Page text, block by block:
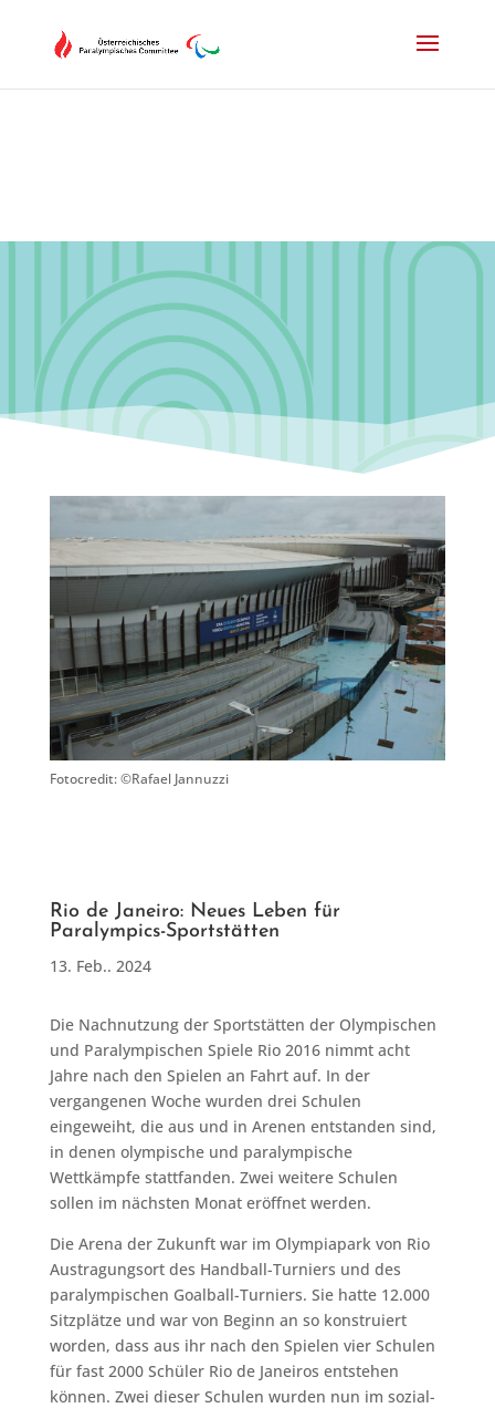
Fotocredit: ©Rafael Jannuzzi
Rio de Janeiro: Neues Leben für
Paralympics-Sportstätten
13. Feb.. 2024
Die Nachnutzung der Sportstätten der Olympischen
und Paralympischen Spiele Rio 2016 nimmt acht
Jahre nach den Spielen an Fahrt auf. In der
vergangenen Woche wurden drei Schulen
eingeweiht, die aus und in Arenen entstanden sind,
in denen olympische und paralympische
Wettkämpfe stattfanden. Zwei weitere Schulen
sollen im nächsten Monat eröffnet werden.
Die Arena der Zukunft war im Olympiapark von Rio
Austragungsort des Handball-Turniers und des
paralympischen Goalball-Turniers. Sie hatte 12.000
Sitzplätze und war von Beginn an so konstruiert
worden, dass aus ihr nach den Spielen vier Schulen
für fast 2000 Schüler Rio de Janeiros entstehen
können. Zwei dieser Schulen wurden nun im sozial-